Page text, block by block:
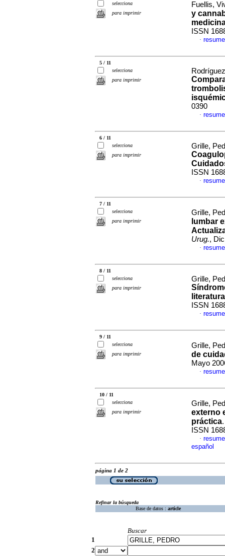
selecciona
para imprimir
Fuellis,
y
ISSN
·
5 / 11
selecciona
para imprimir
0390
·
6 / 11
selecciona
para imprimir
Grille,
ISSN
·
7 / 11
selecciona
para imprimir
Grille,
lumbar
Urug.,
·
8 / 11
selecciona
para imprimir
Grille,
literatura
ISSN
·
9 / 11
selecciona
para imprimir
Grille,
de
Mayo
·
10 / 11
selecciona
para imprimir
Grille,
externo
práctica
ISSN
·
español
página 1 de 2
Refinar la búsqueda
Base de datos : article
Buscar
1
2